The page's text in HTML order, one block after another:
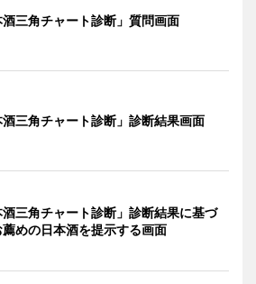
酒三角チャート診断」質問画面
酒三角チャート診断」診断結果画面
酒三角チャート診断」診断結果に基づ
薦めの日本酒を提示する画面